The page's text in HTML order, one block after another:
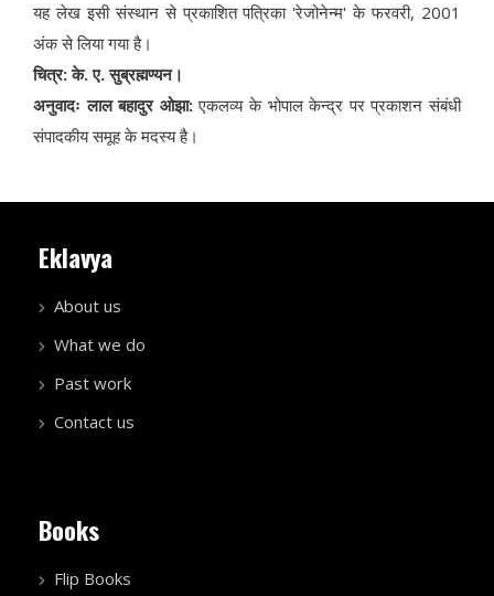
यह लेख इसी संस्थान से प्रकाशित पत्रिका 'रेजोनेन्म' के फरवरी, 2001
अंक से लिया गया है।
चित्र: के. ए. सुब्रह्मण्यन।
अनुवादः लाल बहादुर ओझा:एकलव्य के भोपाल केन्द्र पर प्रकाशन संबंधी
संपादकीय समूह के मदस्य है।
Eklavya
About us
What we do
Past work
Contact us
Books
Flip Books